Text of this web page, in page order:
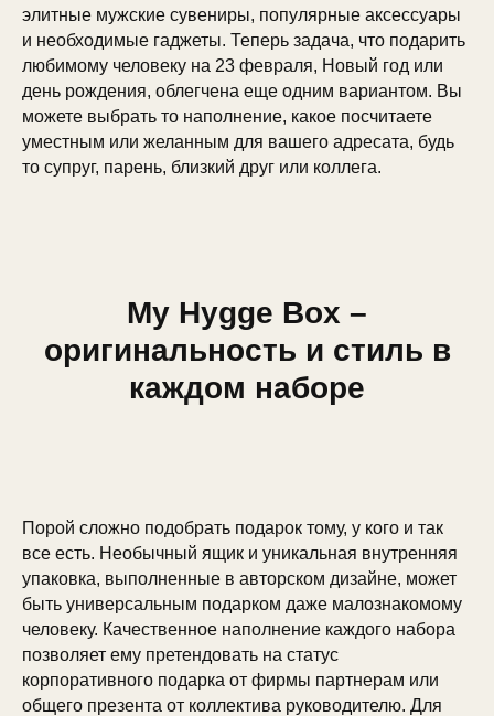
элитные мужские сувениры, популярные аксессуары
и необходимые гаджеты. Теперь задача, что подарить
любимому человеку на 23 февраля, Новый год или
день рождения, облегчена еще одним вариантом. Вы
можете выбрать то наполнение, какое посчитаете
уместным или желанным для вашего адресата, будь
то супруг, парень, близкий друг или коллега.
My Hygge Box –
оригинальность и стиль в
каждом наборе
Порой сложно подобрать подарок тому, у кого и так
все есть. Необычный ящик и уникальная внутренняя
упаковка, выполненные в авторском дизайне, может
быть универсальным подарком даже малознакомому
человеку. Качественное наполнение каждого набора
позволяет ему претендовать на статус
корпоративного подарка от фирмы партнерам или
общего презента от коллектива руководителю. Для